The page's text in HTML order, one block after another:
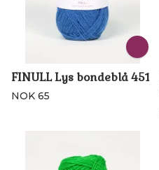
FINULL Lys bondeblå 451
NOK 65